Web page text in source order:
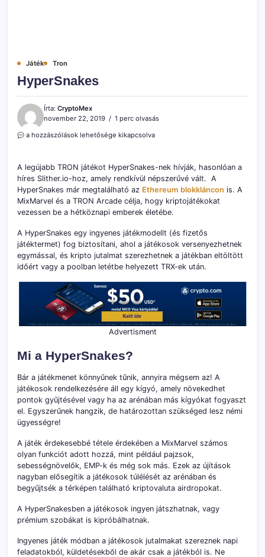
Játék Tron
HyperSnakes
Írta: CryptoMex
november 22, 2019
1 perc olvasás
HyperSnakes
a hozzászólások lehetősége kikapcsolva
A legújabb TRON játékot HyperSnakes-nek hívják, hasonlóan a
híres Slither.io-hoz, amely rendkívül népszerűvé vált. A
HyperSnakes már megtalálható az Ethereum blokkláncon is. A
MixMarvel és a TRON Arcade célja, hogy kriptojátékokat
vezessen be a hétköznapi emberek életébe.
A HyperSnakes egy ingyenes játékmodellt (és fizetős
játéktermet) fog biztosítani, ahol a játékosok versenyezhetnek
egymással, és kripto jutalmat szerezhetnek a játékban eltöltött
időért vagy a poolban letétbe helyezett TRX-ek után.
Advertisment
Mi a HyperSnakes?
Bár a játékmenet könnyűnek tűnik, annyira mégsem az! A
játékosok rendelkezésére áll egy kígyó, amely növekedhet
pontok gyűjtésével vagy ha az arénában más kígyókat fogyaszt
el. Egyszerűnek hangzik, de határozottan szükséged lesz némi
ügyességre!
A játék érdekesebbé tétele érdekében a MixMarvel számos
olyan funkciót adott hozzá, mint például pajzsok,
sebességnövelők, EMP-k és még sok más. Ezek az újítások
nagyban elősegítik a játékosok túlélését az arénában és
begyűjtsék a térképen található kriptovaluta airdropokat.
A HyperSnakesben a játékosok ingyen játszhatnak, vagy
prémium szobákat is kipróbálhatnak.
Ingyenes játék módban a játékosok jutalmakat szereznek napi
feladatokból, küldetésekből de akár csak a játékból is. Ne